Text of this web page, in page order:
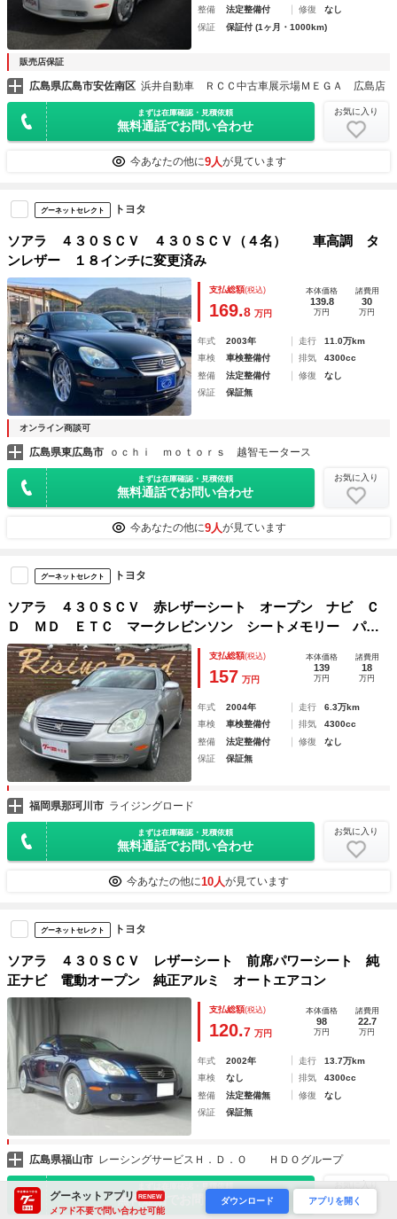
整備
法定整備付 修復
なし
保証
保証付 (1ヶ月・1000km)
販売店保証
広島県広島市安佐南区 浜井自動車 ＲＣＣ中古車展示場ＭＥＧＡ 広島店
まずは在庫確認・見積依頼
無料通話でお問い合わせ
お気に入り
今あなたの他に9人が見ています
グーネットセレクト トヨタ
ソアラ ４３０ＳＣＶ ４３０ＳＣＶ（４名） 車高調 タ
ンレザー １８インチに変更済み
支払総額(税込)
169.8 万円
本体価格
139.8
万円
諸費用
30
万円
年式 2003年 走行
11.0万km
車検
車検整備付 排気
4300cc
整備
法定整備付 修復
なし
保証
保証無
オンライン商談可
広島県東広島市 ｏｃｈｉ ｍｏｔｏｒｓ 越智モータース
まずは在庫確認・見積依頼
無料通話でお問い合わせ
お気に入り
今あなたの他に9人が見ています
グーネットセレクト トヨタ
ソアラ ４３０ＳＣＶ 赤レザーシート オープン ナビ Ｃ
Ｄ ＭＤ ＥＴＣ マークレビンソン シートメモリー パワ
ーシート
支払総額(税込)
157 万円
本体価格
139
万円
諸費用
18
万円
年式 2004年 走行
6.3万km
車検
車検整備付 排気
4300cc
整備
法定整備付 修復
なし
保証
保証無
福岡県那珂川市 ライジングロード
まずは在庫確認・見積依頼
無料通話でお問い合わせ
お気に入り
今あなたの他に10人が見ています
グーネットセレクト トヨタ
ソアラ ４３０ＳＣＶ レザーシート 前席パワーシート 純
正ナビ 電動オープン 純正アルミ オートエアコン
支払総額(税込)
120.7 万円
本体価格
98
万円
諸費用
22.7
万円
年式 2002年 走行
13.7万km
車検
なし 排気
4300cc
整備
法定整備無 修復
なし
保証
保証無
広島県福山市 レーシングサービスＨ．Ｄ．Ｏ ＨＤＯグループ
まずは在庫確認・見積依頼
無料通話でお問い合わせ
グーネットアプリ RENEW
メアド不要で問い合わせ可能
ダウンロード アプリを開く